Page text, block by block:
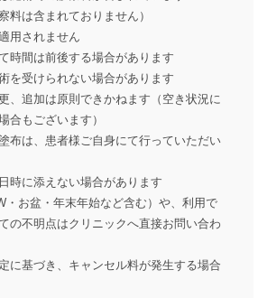
料は含まれておりません）
用されません
時間は前後する場合があります
を受けられない場合があります
、追加は原則できかねます（空き状況に
合もございます）
布は、患者様ご自身にて行っていただい
時に添えない場合があります
・お盆・年末年始など含む）や、利用で
の不明点はクリニックへ直接お問い合わ
に基づき、キャンセル料が発生する場合